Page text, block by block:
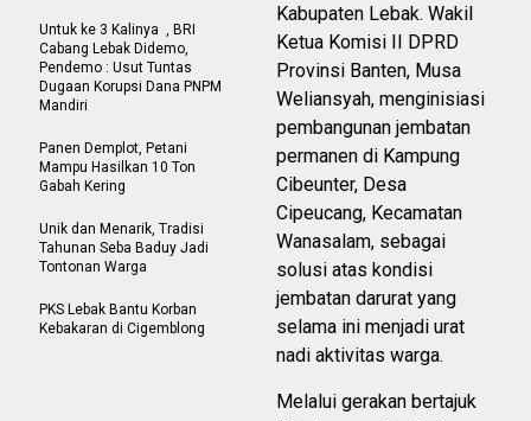
Kabupaten Lebak. Wakil
Ketua Komisi II DPRD
Provinsi Banten, Musa
Weliansyah, menginisiasi
pembangunan jembatan
permanen di Kampung
Cibeunter, Desa
Cipeucang, Kecamatan
Wanasalam, sebagai
solusi atas kondisi
jembatan darurat yang
selama ini menjadi urat
nadi aktivitas warga.
Melalui gerakan bertajuk
Untuk ke 3 Kalinya , BRI
Cabang Lebak Didemo,
Pendemo : Usut Tuntas
Dugaan Korupsi Dana PNPM
Mandiri
Panen Demplot, Petani
Mampu Hasilkan 10 Ton
Gabah Kering
Unik dan Menarik, Tradisi
Tahunan Seba Baduy Jadi
Tontonan Warga
PKS Lebak Bantu Korban
Kebakaran di Cigemblong